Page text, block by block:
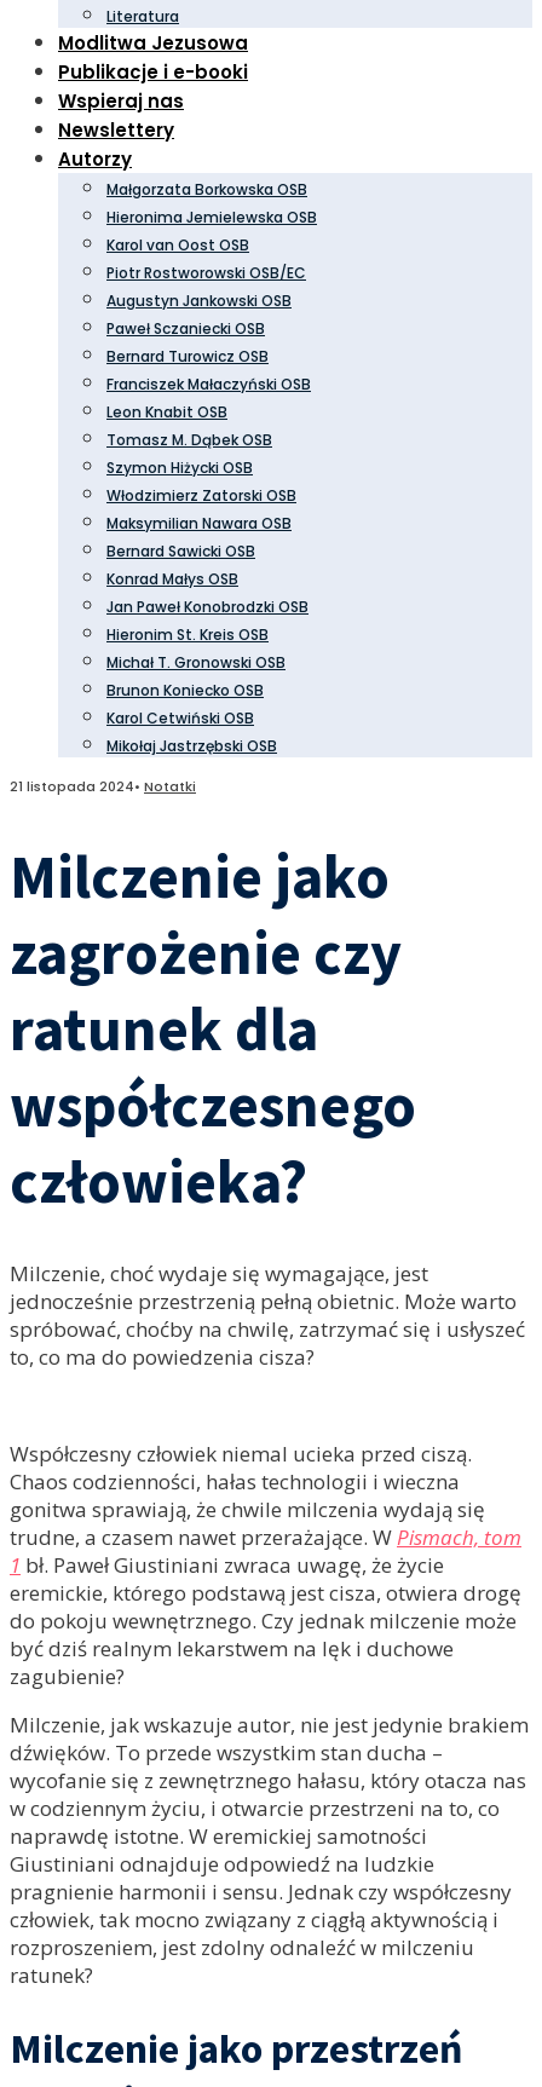
Literatura
Modlitwa Jezusowa
Publikacje i e-booki
Wspieraj nas
Newslettery
Autorzy
Małgorzata Borkowska OSB
Hieronima Jemielewska OSB
Karol van Oost OSB
Piotr Rostworowski OSB/EC
Augustyn Jankowski OSB
Paweł Sczaniecki OSB
Bernard Turowicz OSB
Franciszek Małaczyński OSB
Leon Knabit OSB
Tomasz M. Dąbek OSB
Szymon Hiżycki OSB
Włodzimierz Zatorski OSB
Maksymilian Nawara OSB
Bernard Sawicki OSB
Konrad Małys OSB
Jan Paweł Konobrodzki OSB
Hieronim St. Kreis OSB
Michał T. Gronowski OSB
Brunon Koniecko OSB
Karol Cetwiński OSB
Mikołaj Jastrzębski OSB
21 listopada 2024• Notatki
Milczenie jako
zagrożenie czy
ratunek dla
współczesnego
człowieka?
Milczenie, choć wydaje się wymagające, jest
jednocześnie przestrzenią pełną obietnic. Może warto
spróbować, choćby na chwilę, zatrzymać się i usłyszeć
to, co ma do powiedzenia cisza?
Współczesny człowiek niemal ucieka przed ciszą.
Chaos codzienności, hałas technologii i wieczna
gonitwa sprawiają, że chwile milczenia wydają się
trudne, a czasem nawet przerażające. WPismach, tom
1 bł. Paweł Giustiniani zwraca uwagę, że życie
eremickie, którego podstawą jest cisza, otwiera drogę
do pokoju wewnętrznego. Czy jednak milczenie może
być dziś realnym lekarstwem na lęk i duchowe
zagubienie?
Milczenie, jak wskazuje autor, nie jest jedynie brakiem
dźwięków. To przede wszystkim stan ducha –
wycofanie się z zewnętrznego hałasu, który otacza nas
w codziennym życiu, i otwarcie przestrzeni na to, co
naprawdę istotne. W eremickiej samotności
Giustiniani odnajduje odpowiedź na ludzkie
pragnienie harmonii i sensu. Jednak czy współczesny
człowiek, tak mocno związany z ciągłą aktywnością i
rozproszeniem, jest zdolny odnaleźć w milczeniu
ratunek?
Milczenie jako przestrzeń